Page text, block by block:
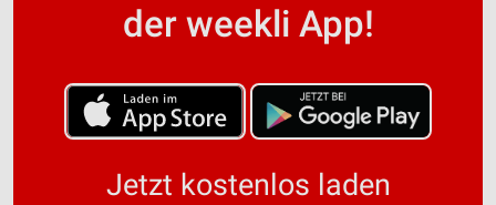
der weekli App!
Jetzt kostenlos laden